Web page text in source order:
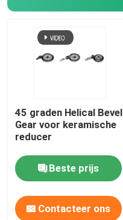
45 graden Helical Bevel
Gear voor keramische
reducer
Beste prijs
Contacteer ons